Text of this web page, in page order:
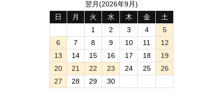
翌月(2026年9月)
日
月 火 水 木 金
土
1
2 3 4
5
6
7 8 9 10 11
12
13
14 15 16 17 18
19
20
21 22 23 24 25
26
27
28 29 30